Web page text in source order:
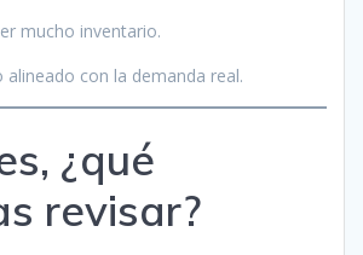
mucho inventario.
alineado con la demanda real.
¿qué
revisar?